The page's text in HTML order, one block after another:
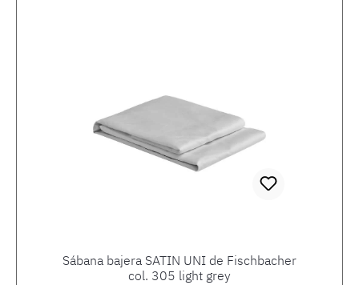
Sábana bajera SATIN UNI de Fischbacher
col. 305 light grey